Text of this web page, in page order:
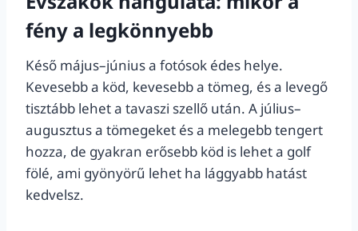
fény a legkönnyebb
Késő május–június a fotósok édes helye.
Kevesebb a köd, kevesebb a tömeg, és a levegő
tisztább lehet a tavaszi szellő után. A július–
augusztus a tömegeket és a melegebb tengert
hozza, de gyakran erősebb köd is lehet a golf
fölé, ami gyönyörű lehet ha lággyabb hatást
kedvelsz.